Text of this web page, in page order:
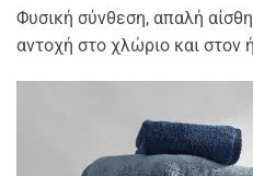
Φυσική σύνθεση, απαλή
αντοχή στο χλώριο και στον